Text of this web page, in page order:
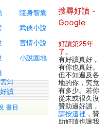
隨身智囊
武俠小說
言情小說
小說園地
知
讀
書目
搜尋好讀 -
Google
好讀第25年
了 。
有好讀真好，
有你也真好。
但不知遍及各
地的你，究竟
有多少。若你
從未或很久沒
贊助過好讀，
請按這裡 ，贊
助好讀也讓我